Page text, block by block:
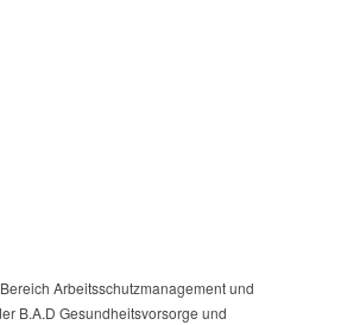
Arbeitsschutzmanagement und
B.A.D Gesundheitsvorsorge und